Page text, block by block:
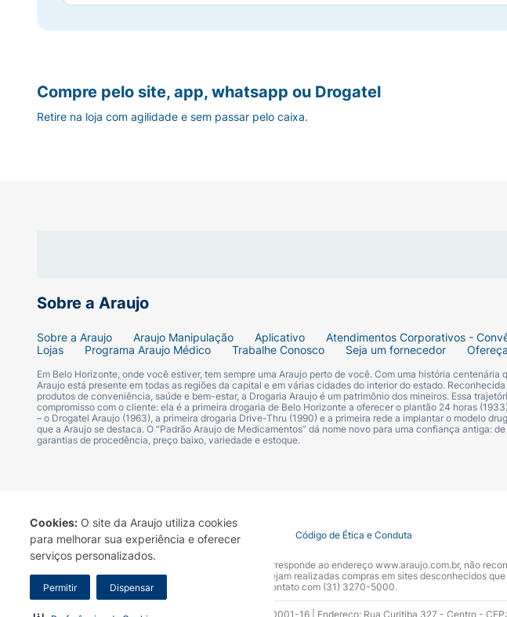
Cookies: O site da Araujo utiliza cookies
para melhorar sua experiência e oferecer
serviços personalizados.
Permitir Dispensar
• Para cabelos até 100% mais fortes e hidratados*
• As Pérolas Pro-Vitaminas são partículas que liberam milhões de
• Ideal para o seu cronograma capilar
Sobre a Araujo
Sobre a Araujo Araujo Manipulação Aplicativo Atendimentos Corporativos -
Lojas
Programa Araujo Médico Trabalhe Conosco Seja um fornecedor
Em Belo Horizonte, onde você estiver, tem sempre uma Araujo perto de você. Com uma história
Araujo está presente em todas as regiões da capital e em várias cidades do interior do estado.
produtos de conveniência, saúde e bem-estar, a Drogaria Araujo é um patrimônio dos mineiros. Essa
compromisso com o cliente: ela é a primeira drogaria de Belo Horizonte a oferecer o plantão 24 horas
– o Drogatel Araujo (1963), a primeira drogaria Drive-Thru (1990) e a primeira rede a implantar o modelo
que a Araujo se destaca. O “Padrão Araujo de Medicamentos” dá nome novo para uma confiança antiga:
garantias de procedência, preço baixo, variedade e estoque.
Compre pelo site, app, whatsapp ou Drogatel
Retire na loja com agilidade e sem passar pelo caixa.
Termo de Uso Portal da Privacidade Covid-19 Código de Ética e Conduta
A Drogaria Araujo S/A informa que o seu site oficial corresponde ao endereço www.araujo.com.br, não
marca. Para sua segurança recomendamos que não sejam realizadas compras em sites desconhecidos
Araujo S.A. Em caso de dúvidas, gentileza entrar em contato com (31) 3270-5000.
Razão Social: Drogaria Araujo S.A | CNPJ: 17.256.512.0001-16 | Endereço: Rua Curitiba 327 - Centro -